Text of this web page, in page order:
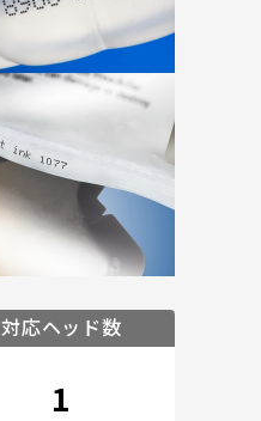
対応ヘッド数
1